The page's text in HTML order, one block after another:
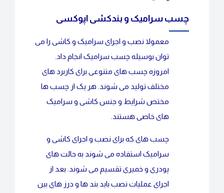
چسب سرامیک و بندکشی اپوکسی
معمولا نصب و اجرای سرامیک و کاشی را می
توان بوسیله چسب سرامیک انجام داد.
امروزه چسب های متنوعی برای کاربرد های
مختلف تولید می شوند. هر یک از چسب ها
مختص شرایط و جنس کاشی و سرامیک
های خاصی هستند.
چسب های که برای نصب و اجرای کاشی و
سرامیک استفاده می شوند به حالت های
پودری و خمیری تقسیم می شوند. بعد از
اجرای عملیات نصب باید بند ها و درز های بین